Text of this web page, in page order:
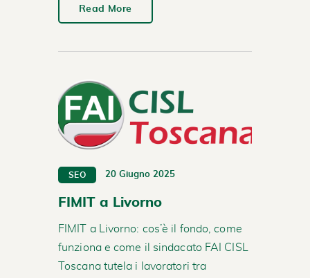
Read More
SEO 20 Giugno 2025
FIMIT a Livorno
FIMIT a Livorno: cos’è il fondo, come
funziona e come il sindacato FAI CISL
Toscana tutela i lavoratori tra